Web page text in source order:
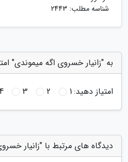
شناسه مطلب: 2443
به "زانیار خسروی اگه میموندی"
امتیاز دهید:1
2
3
4
دیدگاه های مرتبط با "زانیار